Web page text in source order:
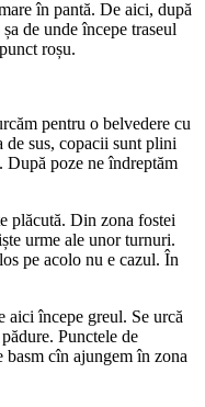
în pantă. De aici, după
de unde începe traseul
roșu.
pentru o belvedere cu
sus, copacii sunt plini
După poze ne îndreptăm
plăcută. Din zona fostei
urme ale unor turnuri.
pe acolo nu e cazul. În
aici începe greul. Se urcă
Punctele de
basm cîn ajungem în zona